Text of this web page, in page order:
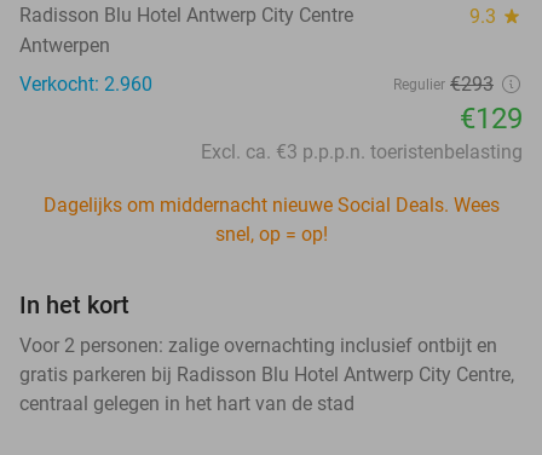
Radisson Blu Hotel Antwerp City Centre 9.3 star
Antwerpen
Verkocht: 2.960
Regulier €293
€129
Excl. ca. €3 p.p.p.n. toeristenbelasting
Dagelijks om middernacht nieuwe Social Deals. Wees
snel, op = op!
In het kort
Voor 2 personen: zalige overnachting inclusief ontbijt en
gratis parkeren bij Radisson Blu Hotel Antwerp City Centre,
centraal gelegen in het hart van de stad